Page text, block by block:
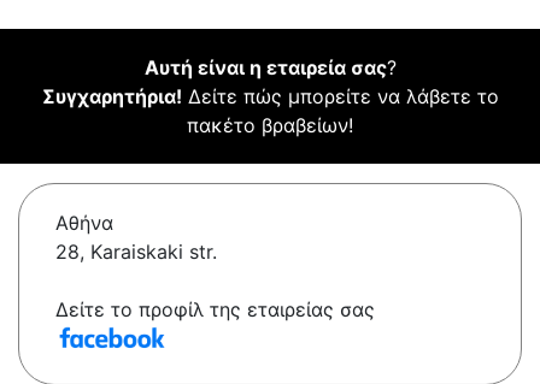
Αυτή είναι η εταιρεία σας?
Συγχαρητήρια! Δείτε πώς μπορείτε να λάβετε το
πακέτο βραβείων!
Αθήνα
28, Karaiskaki str.
Δείτε το προφίλ της εταιρείας σας